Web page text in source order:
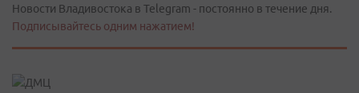
Новости Владивостока в Telegram - постоянно в течение дня.
Подписывайтесь одним нажатием!